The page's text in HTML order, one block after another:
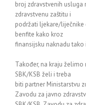
broj zdravstvenih usluga
zdravstvenu zaštitu i
podržati ljekare/liječnike
benfite kako kroz
finansijsku naknadu
Također, na kraju
SBK/KSB želi i treba
biti partner Ministarstvu
Zavodu za javno